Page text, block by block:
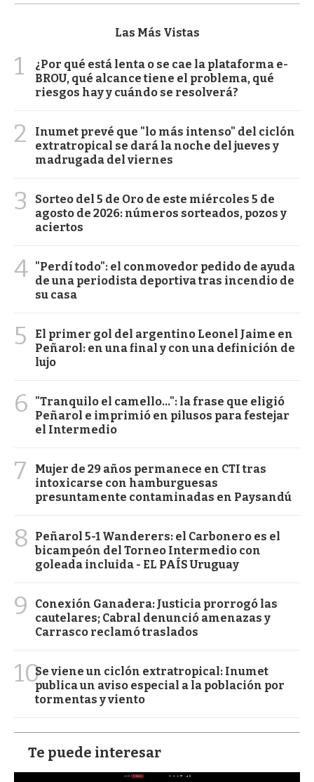
Las Más Vistas
1
¿Por qué está lenta o se cae la plataforma e-
BROU, qué alcance tiene el problema, qué
riesgos hay y cuándo se resolverá?
2
Inumet prevé que "lo más intenso" del ciclón
extratropical se dará la noche del jueves y
madrugada del viernes
3
Sorteo del 5 de Oro de este miércoles 5 de
agosto de 2026: números sorteados, pozos y
aciertos
4 "Perdí todo": el conmovedor pedido de ayuda
de una periodista deportiva tras incendio de
su casa
5
El primer gol del argentino Leonel Jaime en
Peñarol: en una final y con una definición de
lujo
6
"Tranquilo el camello...": la frase que eligió
Peñarol e imprimió en pilusos para festejar
el Intermedio
7
Mujer de 29 años permanece en CTI tras
intoxicarse con hamburguesas
presuntamente contaminadas en Paysandú
8
Peñarol 5-1 Wanderers: el Carbonero es el
bicampeón del Torneo Intermedio con
goleada incluida - EL PAÍS Uruguay
9
Conexión Ganadera: Justicia prorrogó las
cautelares; Cabral denunció amenazas y
Carrasco reclamó traslados
10Se viene un ciclón extratropical: Inumet
publica un aviso especial a la población por
tormentas y viento
Te puede interesar